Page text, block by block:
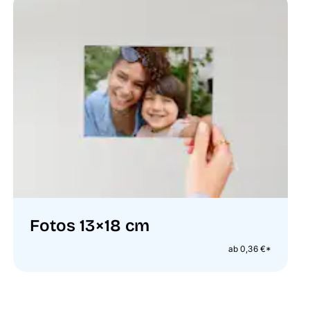
Fotos 13×18 cm
ab 0,36 €*